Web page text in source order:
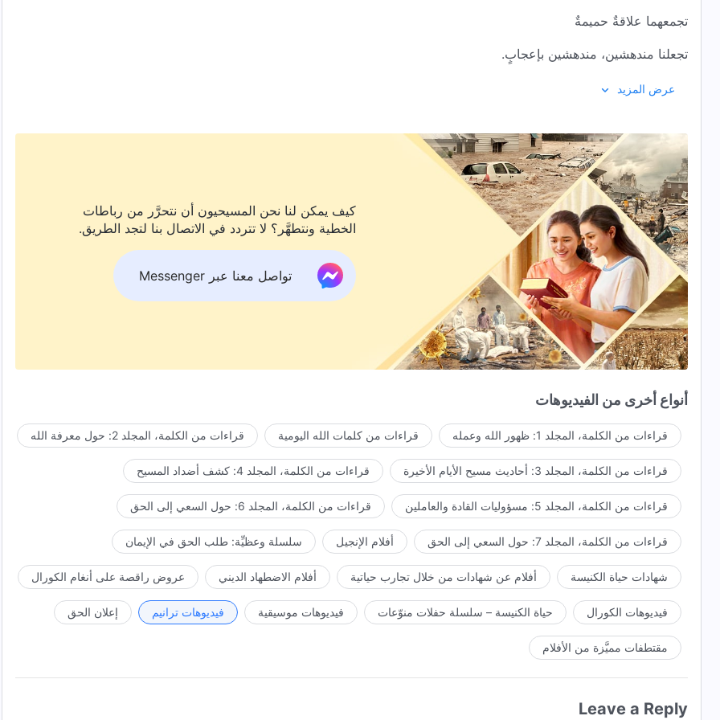
تجمعهما علاقةٌ حميمةٌ
تجعلنا مندهشين، مندهشين بإعجابٍ.
الإنسان بريءٌ طاهرٌ، غير قلقٍ أن تقيِّده،
أمام الله يحيا سعيدًا.
اللهُ يعتني بالإنسان ليحيا في ظلِّ جناحيه.
كلُّ ما يفعله الإنسان، كلماته وأعماله،
ترتبط بالله ارتباطًا وثيقًا.
3
منذ البدء، خلق الله بني البشر ليعتني بهم.
راجيًا أن يثق الإنسان به، أنْ يثق خاضعًا لكلمته.
هذا ما توقَّعه الله مِن بني البشر.
4
يغمره الرجاء، أخبره بهذه الكلمات:
"مِن كلِّ شجر الجنَّة، تأكل كما تشاء
إلَّا شجرة معرفة الخير والشرِّ، الخير والشرِّ،
لا تأكل منها
لأنَّك يوم تأكل موتًا تموت."
هذه الكلمات البسيطة هي إرادة الله،
عرض المزيد
كيف يمكن لنا نحن المسيحيون أن نتحرَّر من رباطات
الخطية ونتطهَّر؟ لا تتردد في الاتصال بنا لتجد الطريق.
تواصل معنا عبر Messenger
أنواع أخرى من الفيديوهات
قراءات من الكلمة، المجلد 1: ظهور الله وعمله قراءات من كلمات الله اليومية قراءات من الكلمة، المجلد 2: حول معرفة الله
قراءات من الكلمة، المجلد 3: أحاديث مسيح الأيام الأخيرة قراءات من الكلمة، المجلد 4: كشف أضداد المسيح
قراءات من الكلمة، المجلد 5: مسؤوليات القادة والعاملين قراءات من الكلمة، المجلد 6: حول السعي إلى الحق
قراءات من الكلمة، المجلد 7: حول السعي إلى الحق أفلام الإنجيل سلسلة وعظيِّة: طلب الحق في الإيمان
شهادات حياة الكنيسة أفلام عن شهادات من خلال تجارب حياتية أفلام الاضطهاد الديني عروض راقصة على أنغام الكورال
فيديوهات الكورال حياة الكنيسة – سلسلة حفلات منوّعات فيديوهات موسيقية فيديوهات ترانيم إعلان الحق
مقتطفات مميَّزة من الأفلام
Leave a Reply